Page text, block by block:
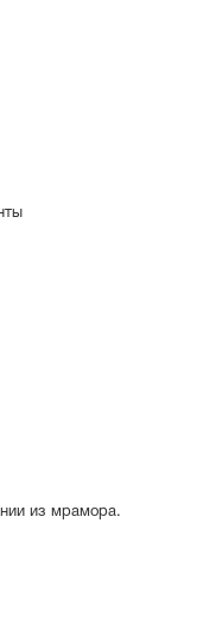
из мрамора.